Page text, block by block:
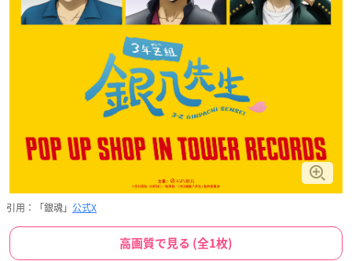
引用：「銀魂」 公式X
高画質で見る (全1枚)